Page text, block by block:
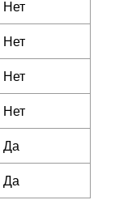
Нет
Нет
Нет
Нет
Да
Да